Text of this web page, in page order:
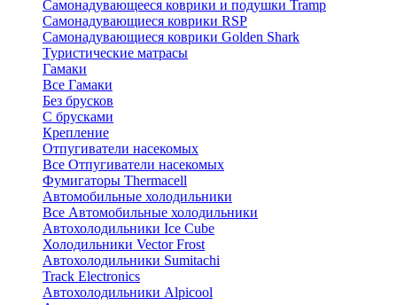
Самонадувающееся коврики и подушки Tramp
Самонадувающиеся коврики RSP
Самонадувающиеся коврики Golden Shark
Туристические матрасы
Гамаки
Все Гамаки
Без брусков
С брусками
Крепление
Отпугиватели насекомых
Все Отпугиватели насекомых
Фумигаторы Thermacell
Автомобильные холодильники
Все Автомобильные холодильники
Автохолодильники Ice Cube
Холодильники Vector Frost
Автохолодильники Sumitachi
Track Electronics
Автохолодильники Alpicool